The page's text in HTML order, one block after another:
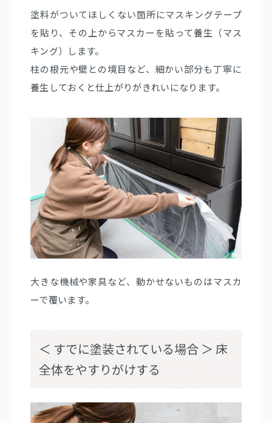
塗料がついてほしくない箇所にマスキングテープ
を貼り、その上からマスカーを貼って養生（マス
キング）します。
柱の根元や壁との境目など、細かい部分も丁寧に
養生しておくと仕上がりがきれいになります。
大きな機械や家具など、動かせないものはマスカ
ーで覆います。
＜ すでに塗装されている場合 ＞ 床
全体をやすりがけする